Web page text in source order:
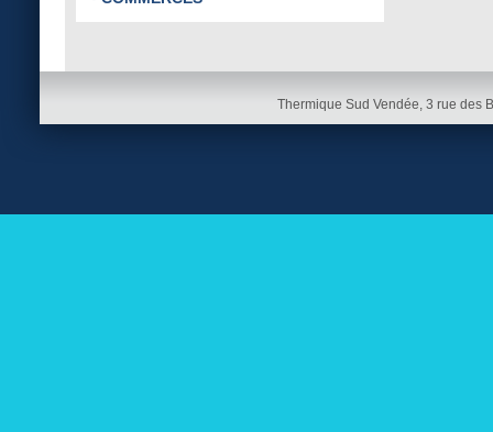
Thermique Sud Vendée, 3 rue des